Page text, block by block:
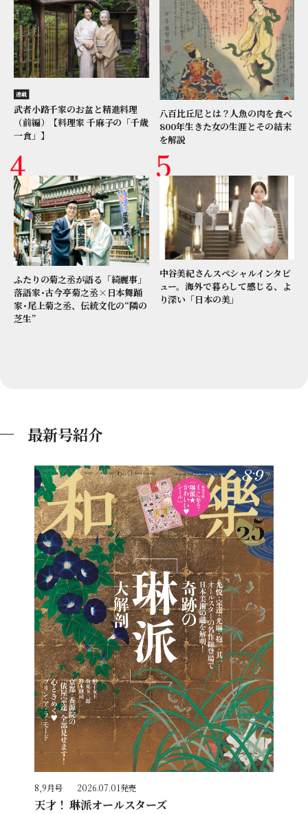
連載
武者小路千家のお盆と精進料理
（前編）【料理家 千麻子の「千歳
一食」】
八百比丘尼とは？人魚の肉を食べ
800年生きた女の生涯とその結末
を解説
ふたりの菊之丞が語る「綺麗事」
落語家･古今亭菊之丞×日本舞踊
家･尾上菊之丞、伝統文化の“隣の
芝生”
中谷美紀さんスペシャルインタビ
ュー。海外で暮らして感じる、よ
り深い「日本の美」
最新号紹介
8,9月号 2026.07.01発売
天才！ 琳派オールスターズ